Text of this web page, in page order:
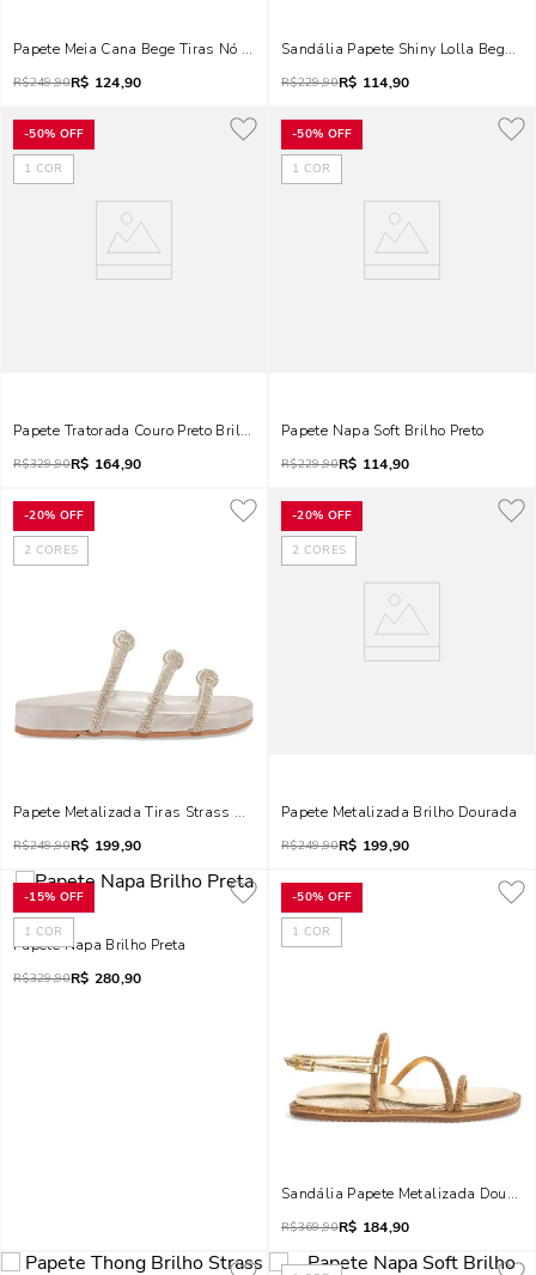
Papete Meia Cana Bege Tiras Nó Brilho
R$249,90R$ 124,90
Sandália Papete Shiny Lolla Bege
R$229,90R$ 114,90
-50% OFF
1 COR
Papete Tratorada Couro Preto Brilho Strass Prata
R$329,90R$ 164,90
-50% OFF
1 COR
Papete Napa Soft Brilho Preto
R$229,90R$ 114,90
-20% OFF
2 CORES
Papete Metalizada Tiras Strass Brilho Prata
R$249,90R$ 199,90
-20% OFF
2 CORES
Papete Metalizada Brilho Dourada
R$249,90R$ 199,90
-15% OFF
1 COR
Papete Napa Brilho Preta
R$329,90R$ 280,90
-50% OFF
1 COR
Sandália Papete Metalizada
R$369,90R$ 184,90